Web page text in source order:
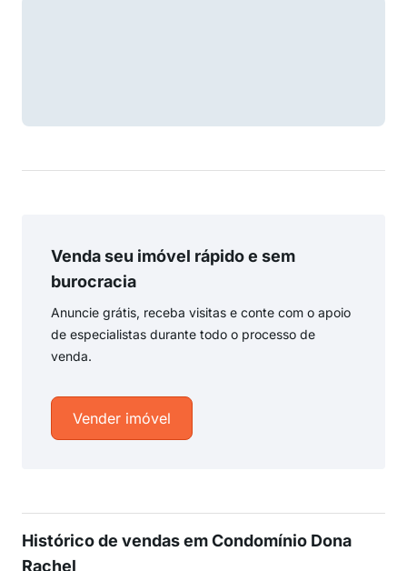
Venda seu imóvel rápido e sem
burocracia
Anuncie grátis, receba visitas e conte com o apoio
de especialistas durante todo o processo de
venda.
Vender imóvel
Histórico de vendas em Condomínio Dona
Rachel